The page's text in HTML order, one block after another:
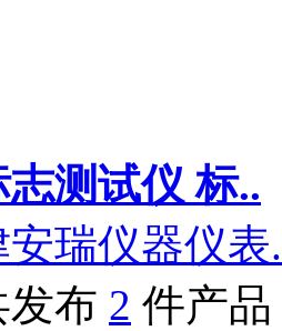
测试仪 标..
瑞仪器仪表
布 2 件产品